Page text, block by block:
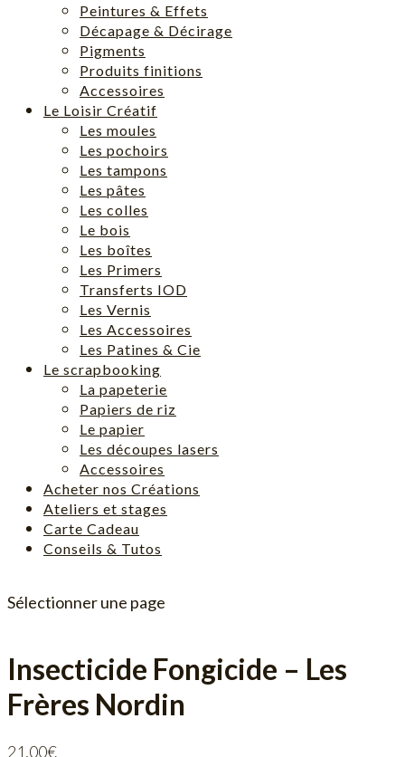
Peintures & Effets
Décapage & Décirage
Pigments
Produits finitions
Accessoires
Le Loisir Créatif
Les moules
Les pochoirs
Les tampons
Les pâtes
Les colles
Le bois
Les boîtes
Les Primers
Transferts IOD
Les Vernis
Les Accessoires
Les Patines & Cie
Le scrapbooking
La papeterie
Papiers de riz
Le papier
Les découpes lasers
Accessoires
Acheter nos Créations
Ateliers et stages
Carte Cadeau
Conseils & Tutos
Sélectionner une page
Insecticide Fongicide – Les
Frères Nordin
21,00€